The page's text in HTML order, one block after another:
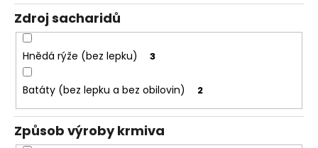
Zdroj sacharidů
Hnědá rýže (bez lepku) 3
Batáty (bez lepku a bez obilovin) 2
Způsob výroby krmiva